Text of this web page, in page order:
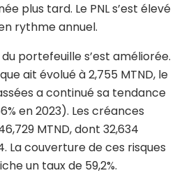
plus tard. Le PNL s’est élevé
en rythme annuel.
portefeuille s’est améliorée.
ait évolué à 2,755 MTND, le
a continué sa tendance
en 2023). Les créances
MTND, dont 32,634
La couverture de ces risques
un taux de 59,2%.